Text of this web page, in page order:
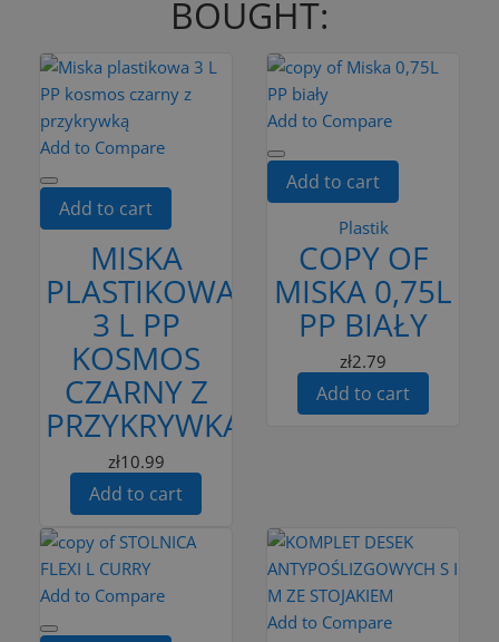
BOUGHT:
Add to Compare
Add to cart
MISKA
PLASTIKOWA
3 L PP
KOSMOS
CZARNY Z
PRZYKRYWKĄ
zł10.99
Add to cart
Add to Compare
Add to cart
Plastik
COPY OF
MISKA 0,75L
PP BIAŁY
zł2.79
Add to cart
Add to Compare
Add to Compare